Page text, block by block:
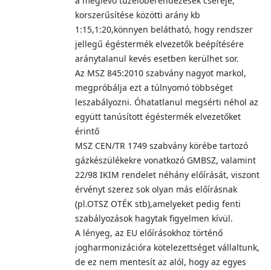
korszerűsítése közötti arány kb
1:15,1:20,könnyen belátható, hogy rendszer
jellegű égéstermék elvezetők beépítésére
aránytalanul kevés esetben kerülhet sor.
Az MSZ 845:2010 szabvány nagyot markol,
megpróbálja ezt a túlnyomó többséget
leszabályozni. Óhatatlanul megsérti néhol az
együtt tanúsított égéstermék elvezetőket
érintő
MSZ CEN/TR 1749 szabvány körébe tartozó
gázkészülékekre vonatkozó GMBSZ, valamint
22/98 IKIM rendelet néhány előírását, viszont
érvényt szerez sok olyan más előírásnak
(pl.OTSZ OTÉK stb),amelyeket pedig fenti
szabályozások hagytak figyelmen kívül.
A lényeg, az EU előírásokhoz történő
jogharmonizációra kötelezettséget vállaltunk,
de ez nem mentesít az alól, hogy az egyes